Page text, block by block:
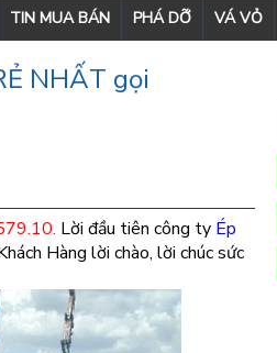
TIN MUA BÁN PHÁ DỠ VÁ VỎ
NHẤT gọi
Lời đầu tiên công ty Ép
Hàng lời chào, lời chúc sức